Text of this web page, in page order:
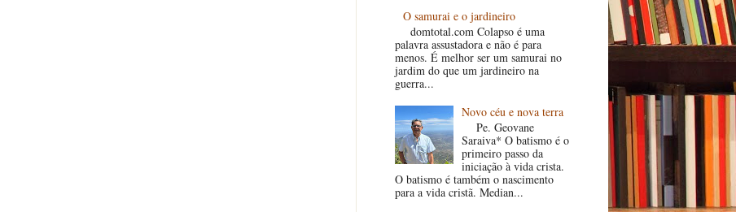
O samurai e o jardineiro
domtotal.com Colapso é uma
palavra assustadora e não é para
menos. É melhor ser um samurai no
jardim do que um jardineiro na
guerra...
Novo céu e nova terra
Pe. Geovane
Saraiva* O batismo é o
primeiro passo da
iniciação à vida crista.
O batismo é também o nascimento
para a vida cristã. Median...